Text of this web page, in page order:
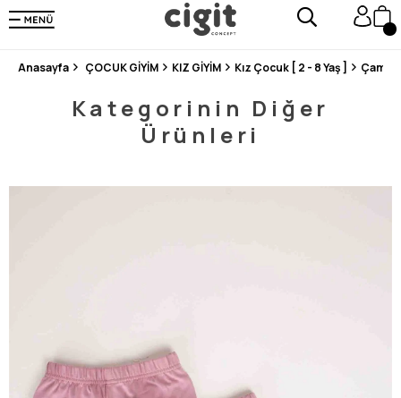
250.000'DEN FAZLA DEĞERLENDİRMEDE 5 ÜZERİNDEN 4.8 PUAN ALDI ⭐⭐⭐⭐⭐
3 MİLYONDAN FAZLA MUTLU MÜŞTERİ ❤️ 10 MİLYON ÜRÜN
Anasayfa ÇOCUK GİYİM KIZ GİYİM Kız Çocuk [ 2 - 8 Yaş ]
Kategorinin Diğer
Ürünleri